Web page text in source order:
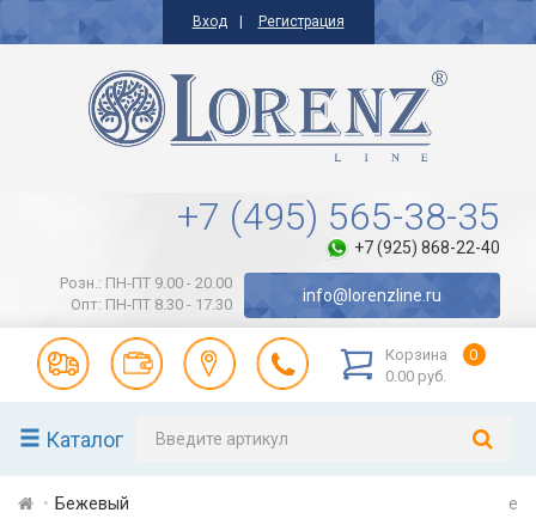
Вход Регистрация
+7 (495) 565-38-35
+7 (925) 868-22-40
Розн.: ПН-ПТ 9.00 - 20.00
Опт: ПН-ПТ 8.30 - 17.30
info@lorenzline.ru
Корзина
0
0.00 руб.
Каталог
Бежевый e